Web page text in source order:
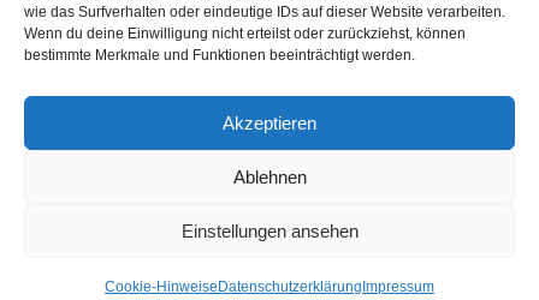
wie das Surfverhalten oder eindeutige IDs auf dieser Website verarbeiten.
Wenn du deine Einwilligung nicht erteilst oder zurückziehst, können
bestimmte Merkmale und Funktionen beeinträchtigt werden.
Akzeptieren
Ablehnen
Einstellungen ansehen
Cookie-Hinweise Datenschutzerklärung Impressum
Deutschland – Teil 11
FAQ
© 1991 - 2026. PUNKT PR GmbH. Alle Rechte vorbehalten.